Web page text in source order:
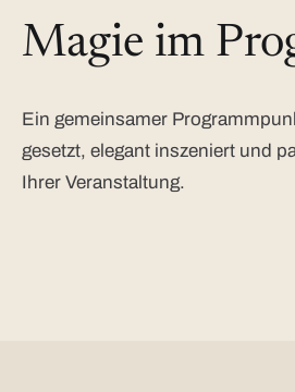
Magie im
Ein gemeinsamer
gesetzt, elegant inszeniert und
Ihrer Veranstaltung.